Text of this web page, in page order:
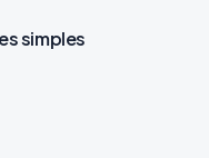
simples